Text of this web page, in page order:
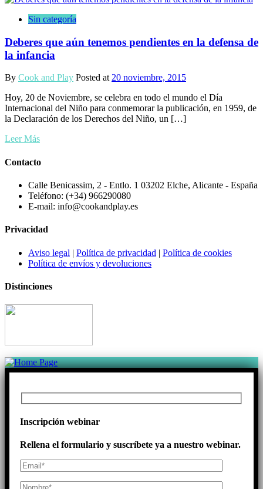
Sin categoría
Deberes que aún tenemos pendientes en la defensa de
la infancia
By Cook and Play Posted at20 noviembre, 2015
Hoy, 20 de Noviembre, se celebra en todo el mundo el Día
Internacional del Niño para conmemorar la publicación, en 1959, de
la Declaración de los Derechos del Niño, un […]
Leer Más
Contacto
Calle Benicassim, 2 - Entlo. 1 03202 Elche, Alicante - España
Teléfono: (+34) 966290080
E-mail: info@cookandplay.es
Privacidad
Aviso legal | Política de privacidad | Política de cookies
Política de envíos y devoluciones
Distinciones
Inscripción webinar
Rellena el formulario y suscríbete ya a nuestro webinar.